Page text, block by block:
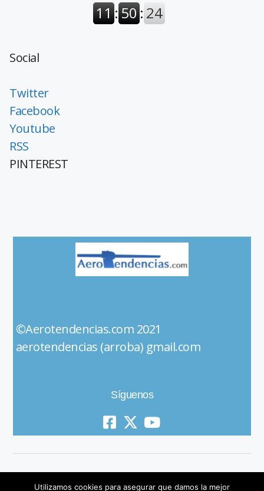
Social
Twitter
Facebook
Youtube
RSS
PINTEREST
©Aerotendencias.com 2021
aerotendencias (arroba) gmail.com
Síguenos
Utilizamos cookies para asegurar que damos la mejor